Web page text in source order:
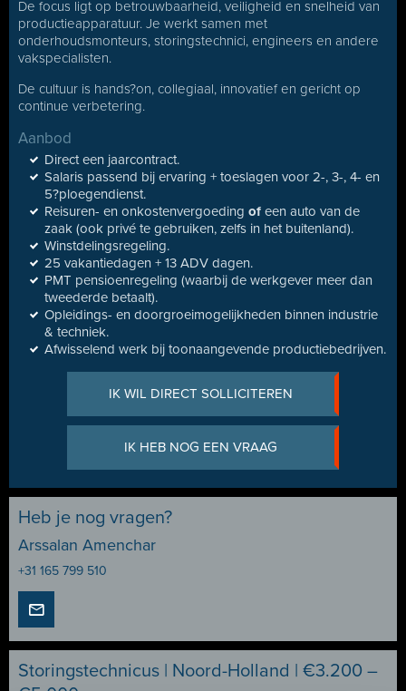
De focus ligt op betrouwbaarheid, veiligheid en snelheid van
productieapparatuur. Je werkt samen met
onderhoudsmonteurs, storingstechnici, engineers en andere
vakspecialisten.
De cultuur is hands?on, collegiaal, innovatief en gericht op
continue verbetering.
Aanbod
Direct een jaarcontract.
Salaris passend bij ervaring + toeslagen voor 2-, 3-, 4- en
5?ploegendienst.
Reisuren- en onkostenvergoeding of een auto van de
zaak (ook privé te gebruiken, zelfs in het buitenland).
Winstdelingsregeling.
25 vakantiedagen + 13 ADV dagen.
PMT pensioenregeling (waarbij de werkgever meer dan
tweederde betaalt).
Opleidings- en doorgroeimogelijkheden binnen industrie
& techniek.
Afwisselend werk bij toonaangevende productiebedrijven.
IK WIL DIRECT SOLLICITEREN
IK HEB NOG EEN VRAAG
Heb je nog vragen?
Arssalan Amenchar
+31 165 799 510
Storingstechnicus | Noord-Holland | €3.200 –